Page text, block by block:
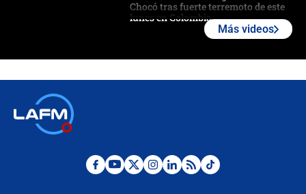
Chocó tras fuerte terremoto de este
lunes en Colombia
Fuerte temblor en Colombia hoy:
Más videos